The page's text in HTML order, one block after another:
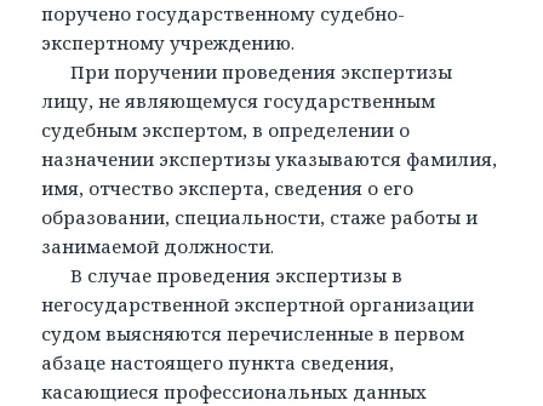
поручено государственному судебно-
экспертному учреждению.
При поручении проведения экспертизы
лицу, не являющемуся государственным
судебным экспертом, в определении о
назначении экспертизы указываются фамилия,
имя, отчество эксперта, сведения о его
образовании, специальности, стаже работы и
занимаемой должности.
В случае проведения экспертизы в
негосударственной экспертной организации
судом выясняются перечисленные в первом
абзаце настоящего пункта сведения,
касающиеся профессиональных данных